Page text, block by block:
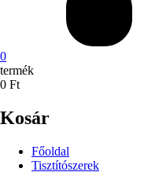
0
termék
0 Ft
Kosár
Főoldal
Tisztítószerek